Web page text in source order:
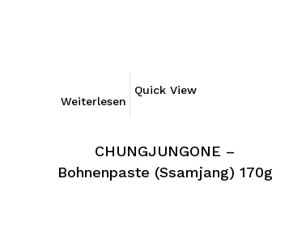
Weiterlesen
Quick View
CHUNGJUNGONE –
Bohnenpaste (Ssamjang) 170g